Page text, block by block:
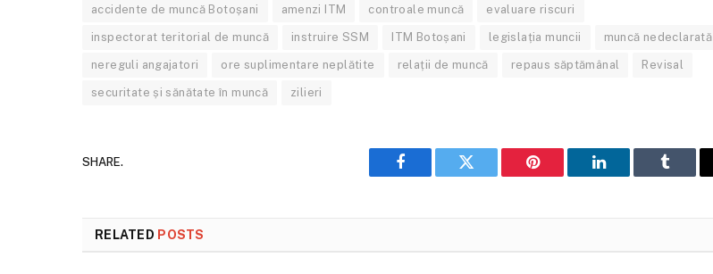
accidente de muncă Botoșani amenzi ITM controale muncă evaluare riscuri
inspectorat teritorial de muncă instruire SSM ITM Botoșani legislația muncii muncă nedeclarată
nereguli angajatori ore suplimentare neplătite relații de muncă repaus săptămânal Revisal
securitate și sănătate în muncă zilieri
SHARE.
Facebook Twitter Pinterest LinkedIn Tumblr
RELATED POSTS